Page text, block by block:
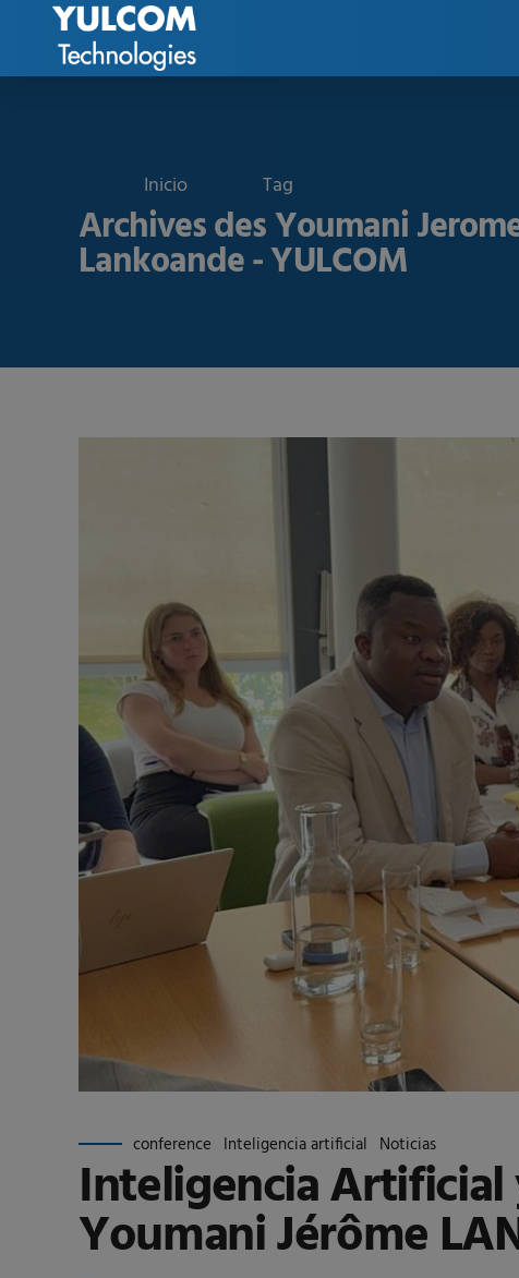
Tag
Archives des Youmani
Lankoande - YULCOM
conference Inteligencia artificial Noticias
Inteligencia
Youmani Jérôme